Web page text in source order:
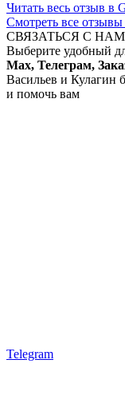
Читать весь отзыв в
Смотреть все
СВЯЗАТЬСЯ С
Выберите удобный
Max, Телеграм,
Васильев и Кулагин
и помочь вам
Telegram